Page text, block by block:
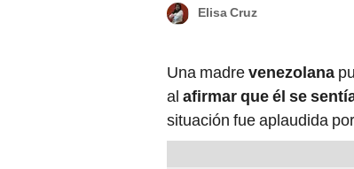
Elisa Cruz
Una madrevenezolana
al afirmar que él se
situación fue aplaudida